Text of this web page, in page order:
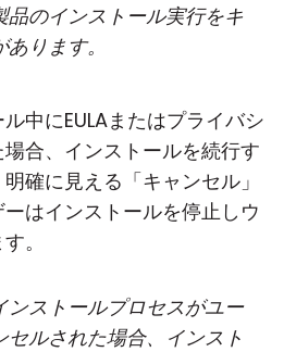
品のインストール実行をキ
ります。
中にEULAまたはプライバシ
合、インストールを続行す
確に見える「キャンセル」
はインストールを停止しウ
。
ンストールプロセスがユー
ルされた場合、インスト